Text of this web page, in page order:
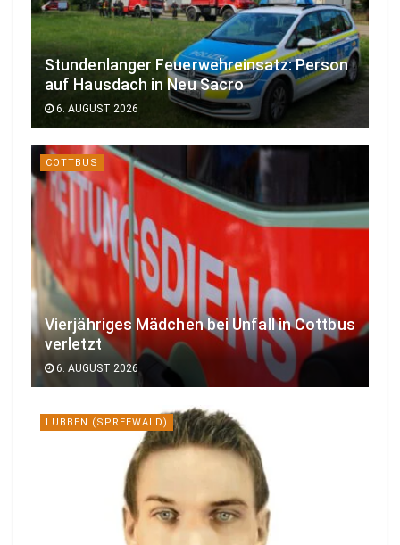
Stundenlanger Feuerwehreinsatz: Person
auf Hausdach in Neu Sacro
6. AUGUST 2026
COTTBUS
Vierjähriges Mädchen bei Unfall in Cottbus
verletzt
6. AUGUST 2026
LÜBBEN (SPREEWALD)